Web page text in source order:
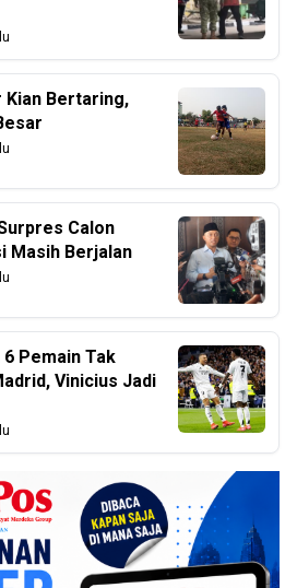
Bertaring,
Calon
Masih Berjalan
Pemain Tak
Vinicius Jadi